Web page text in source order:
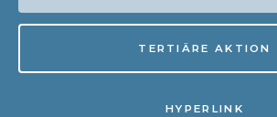
TERTIÄRE AKTION
HYPERLINK